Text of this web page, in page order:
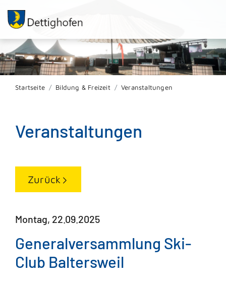
Startseite Bildung & Freizeit Veranstaltungen
Veranstaltungen
Zurück
Montag, 22.09.2025
Generalversammlung Ski-
Club Baltersweil